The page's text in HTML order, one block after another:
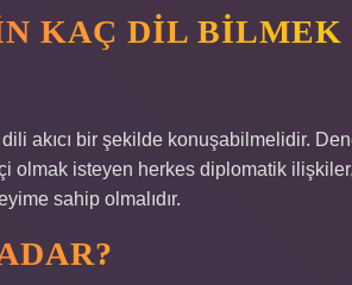
KAÇ DIL BILMEK
akıcı bir şekilde konuşabilmelidir.
olmak isteyen herkes diplomatik
sahip olmalıdır.